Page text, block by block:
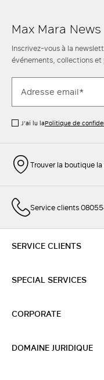
Max Mara News
Inscrivez-vous à la
événements, collections
J’ai lu laPolitique de
Trouver la boutique
Service clients
SERVICE CLIENTS
SPECIAL SERVICES
CORPORATE
DOMAINE JURIDIQUE